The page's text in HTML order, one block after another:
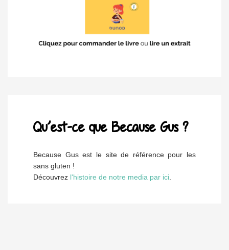
Qu’est-ce que Because Gus ?
Because Gus est le site de référence pour les
sans gluten !
Découvrez l'histoire de notre media par ici.